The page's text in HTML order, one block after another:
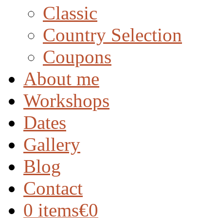
Classic
Country Selection
Coupons
About me
Workshops
Dates
Gallery
Blog
Contact
0 items€0